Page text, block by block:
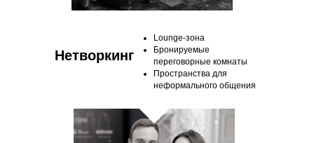
Lounge-зона
Бронируемые
переговорные комнаты
Пространства для
неформального общения
Нетворкинг